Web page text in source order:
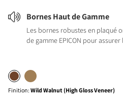
Bornes Haut de Gamme
Les bornes robustes en plaqué
de gamme EPICON pour
Finition: Wild Walnut (High Gloss Veneer)